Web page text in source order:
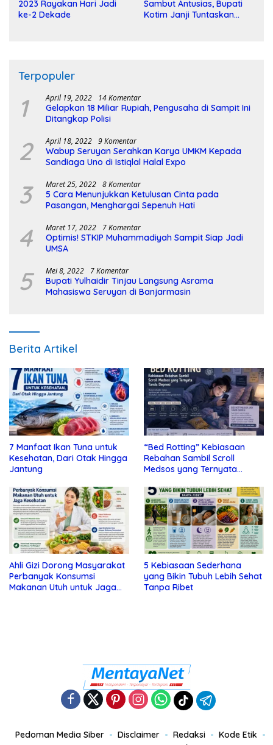
2023 Rayakan Hari Jadi
ke-2 Dekade
Sambut Antusias, Bupati
Kotim Janji Tuntaskan
Terpopuler
1 April 19, 2022 14 Komentar
Gelapkan 18 Miliar Rupiah, Pengusaha di Sampit Ini
Ditangkap Polisi
2 April 18, 2022 9 Komentar
Wabup Seruyan Serahkan Karya UMKM Kepada
Sandiaga Uno di Istiqlal Halal Expo
3 Maret 25, 2022 8 Komentar
5 Cara Menunjukkan Ketulusan Cinta pada
Pasangan, Menghargai Sepenuh Hati
4 Maret 17, 2022 7 Komentar
Optimis! STKIP Muhammadiyah Sampit Siap Jadi
UMSA
5 Mei 8, 2022 7 Komentar
Bupati Yulhaidir Tinjau Langsung Asrama
Mahasiswa Seruyan di Banjarmasin
Berita Artikel
7 Manfaat Ikan Tuna untuk
Kesehatan, Dari Otak Hingga
Jantung
“Bed Rotting” Kebiasaan
Rebahan Sambil Scroll
Medsos yang Ternyata
Ahli Gizi Dorong Masyarakat
Perbanyak Konsumsi
Makanan Utuh untuk Jaga
5 Kebiasaan Sederhana
yang Bikin Tubuh Lebih Sehat
Tanpa Ribet
Pedoman Media Siber Disclaimer Redaksi
Kode Etik